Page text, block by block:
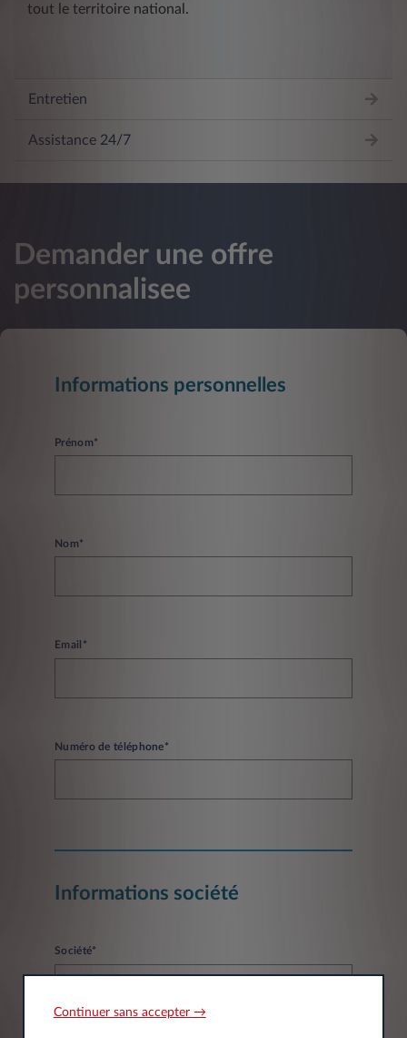
tout le territoire national.
Entretien
Assistance 24/7
Demander une offre
personnalisee
Informations personnelles
Prénom*
Nom*
Email*
Numéro de téléphone*
Informations société
Société*
Continuer sans accepter →